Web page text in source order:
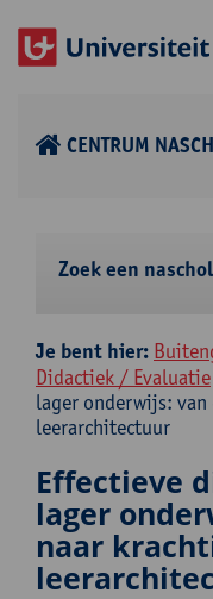
CENTRUM
Zoek een
Je bent hier:
Didactiek / Evaluatie
lager onderwijs:
leerarchitectuur
Effectieve
lager
naar